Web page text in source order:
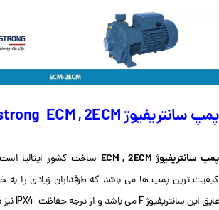
پمپ سانتریفیوژ Aquastrong ECM , 2ECM
پمپ سانتریفیوژ ECM , 2ECM ساخت کشور ایتالیا
کیفیت ترین پمپ ها می باشد که طرفداران زیادی را
عایق این سانتریفیوژ F می باشد و از درجه حفاظت IPX4 نیز برخوردار است.